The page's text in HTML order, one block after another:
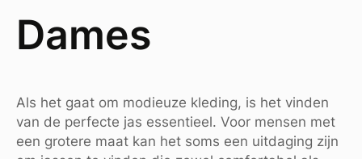
Dames
Als het gaat om modieuze kleding, is het vinden
van de perfecte jas essentieel. Voor mensen met
een grotere maat kan het soms een uitdaging zijn